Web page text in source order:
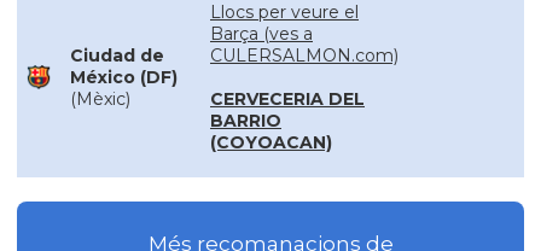
Ciudad de
México (DF)
(Mèxic)
Llocs per veure el
Barça (ves a
CULERSALMON.com)
CERVECERIA DEL
BARRIO
(COYOACAN)
Més recomanacions de